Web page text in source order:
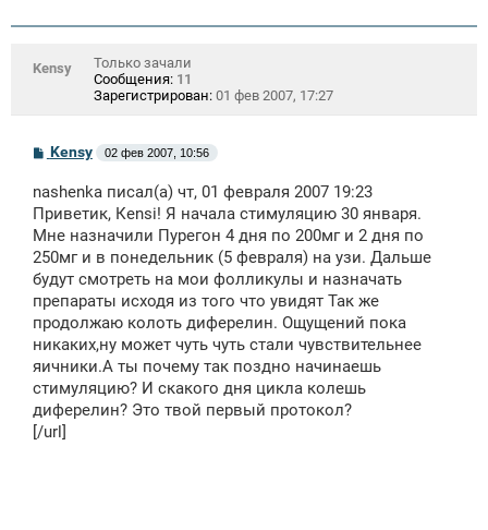
Kensy
Только зачали
Сообщения: 11
Зарегистрирован: 01 фев 2007, 17:27
С
б
щ
е
н
и
Kensy 02 фев 2007, 10:56
nashenka писал(а) чт, 01 февраля 2007 19:23
Приветик, Кensi! Я начала стимуляцию 30 января.
Мне назначили Пурегон 4 дня по 200мг и 2 дня по
250мг и в понедельник (5 февраля) на узи. Дальше
будут смотреть на мои фолликулы и назначать
препараты исходя из того что увидят Так же
продолжаю колоть диферелин. Ощущений пока
никаких,ну может чуть чуть стали чувствительнее
яичники.А ты почему так поздно начинаешь
стимуляцию? И скакого дня цикла колешь
диферелин? Это твой первый протокол?
[/url]